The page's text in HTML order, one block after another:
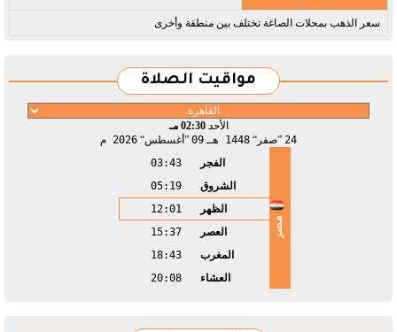
سعر الذهب بمحلات الصاغة تختلف بين منطقة وأخرى
مواقيت الصلاة
الأحد02:30 مـ
24 صفر 1448 هـ 09 أغسطس 2026 م
مصر
الفجر
03:43
الشروق
05:19
الظهر
12:01
العصر
15:37
المغرب
18:43
العشاء
20:08